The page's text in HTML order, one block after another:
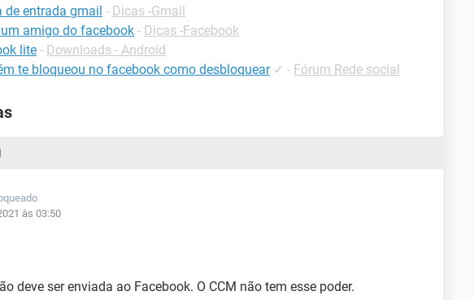
de entrada gmail - Dicas -Gmail
amigo do facebook - Dicas -Facebook
lite - Downloads - Android
te bloqueou no facebook como desbloquear ✓ - Fórum Rede social
às 03:50
deve ser enviada ao Facebook. O CCM não tem esse poder.